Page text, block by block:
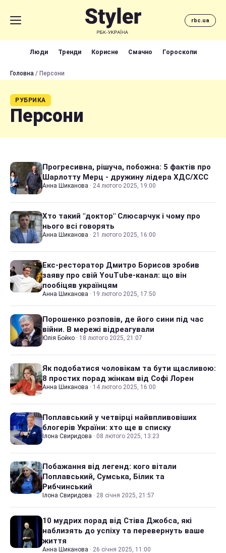
rbc.ua
Люди Тренди Корисне Смачно Гороскопи
Головна / Персони
РУБРИКА
Персони
Прогресивна, рішуча, побожна: 5 фактів про
Шарлотту Мерц - дружину лідера ХДС/ХСС
Анна Шиканова · 24 лютого 2025, 19:00
Хто такий "доктор" Слюсарчук і чому про
нього всі говорять
Анна Шиканова · 21 лютого 2025, 16:00
Екс-ресторатор Дмитро Борисов зробив
заяву про свій YouTube-канал: що він
пообіцяв українцям
Анна Шиканова · 19 лютого 2025, 17:50
Порошенко розповів, де його сини під час
війни. В мережі відреагували
Юлія Бойко · 18 лютого 2025, 21:07
Як подобатися чоловікам та бути щасливою:
8 простих порад жінкам від Софі Лорен
Анна Шиканова · 14 лютого 2025, 16:00
Поплавський у четвірці найвпливовіших
блогерів України: хто ще в списку
Ілона Свиридова · 08 лютого 2025, 13:23
Побажання від легенд: кого вітали
Поплавський, Сумська, Білик та
Рибчинський
Ілона Свиридова · 28 січня 2025, 21:57
10 мудрих порад від Стіва Джобса, які
наблизять до успіху та перевернуть ваше
життя
Анна Шиканова · 26 січня 2025, 11:00